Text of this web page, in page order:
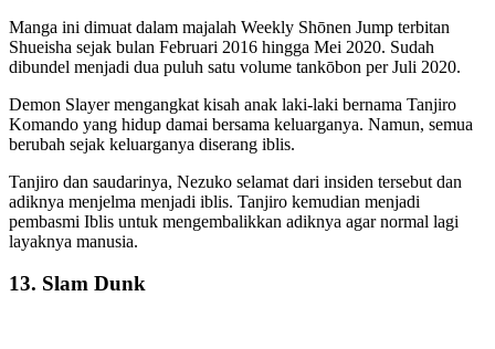
Manga ini dimuat dalam majalah Weekly Shōnen Jump terbitan
Shueisha sejak bulan Februari 2016 hingga Mei 2020. Sudah
dibundel menjadi dua puluh satu volume tankōbon per Juli 2020.
Demon Slayer mengangkat kisah anak laki-laki bernama Tanjiro
Komando yang hidup damai bersama keluarganya. Namun, semua
berubah sejak keluarganya diserang iblis.
Tanjiro dan saudarinya, Nezuko selamat dari insiden tersebut dan
adiknya menjelma menjadi iblis. Tanjiro kemudian menjadi
pembasmi Iblis untuk mengembalikkan adiknya agar normal lagi
layaknya manusia.
13. Slam Dunk